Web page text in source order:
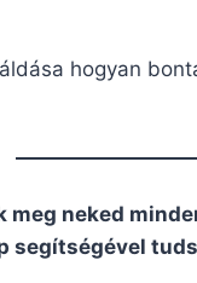
hogyan
neked
segítségével